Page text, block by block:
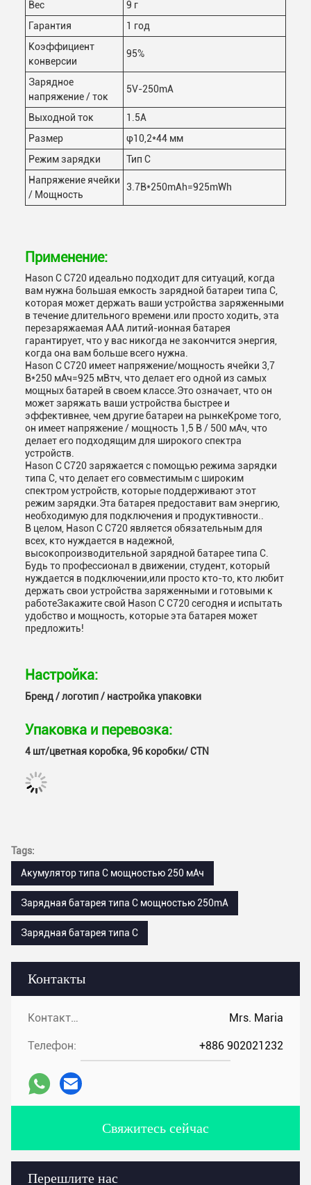
Контакты
Контакты: Mrs. Maria
Телефон: +886 902021232
Свяжитесь сейчас
Перешлите нас
Вес
9 г
Гарантия
1 год
Коэффициент
конверсии
95%
Зарядное
напряжение / ток
5V-250mA
Выходной ток
1.5А
Размер
φ10,2*44 мм
Режим зарядки
Тип С
Напряжение ячейки
/ Мощность
3.7В*250mAh=925mWh
Применение:
Hason C C720 идеально подходит для ситуаций, когда
вам нужна большая емкость зарядной батареи типа C,
которая может держать ваши устройства заряженными
в течение длительного времени.или просто ходить, эта
перезаряжаемая AAA литий-ионная батарея
гарантирует, что у вас никогда не закончится энергия,
когда она вам больше всего нужна.
Hason C C720 имеет напряжение/мощность ячейки 3,7
В*250 мАч=925 мВтч, что делает его одной из самых
мощных батарей в своем классе.Это означает, что он
может заряжать ваши устройства быстрее и
эффективнее, чем другие батареи на рынкеКроме того,
он имеет напряжение / мощность 1,5 В / 500 мАч, что
делает его подходящим для широкого спектра
устройств.
Hason C C720 заряжается с помощью режима зарядки
типа C, что делает его совместимым с широким
спектром устройств, которые поддерживают этот
режим зарядки.Эта батарея предоставит вам энергию,
необходимую для подключения и продуктивности..
В целом, Hason C C720 является обязательным для
всех, кто нуждается в надежной,
высокопроизводительной зарядной батарее типа C.
Будь то профессионал в движении, студент, который
нуждается в подключении,или просто кто-то, кто любит
держать свои устройства заряженными и готовыми к
работеЗакажите свой Hason C C720 сегодня и испытать
удобство и мощность, которые эта батарея может
предложить!
Настройка:
Бренд / логотип / настройка упаковки
Упаковка и перевозка:
4 шт/цветная коробка, 96 коробки/ CTN
Tags:
Акумулятор типа С мощностью 250 мАч
Зарядная батарея типа C мощностью 250mA
Зарядная батарея типа С